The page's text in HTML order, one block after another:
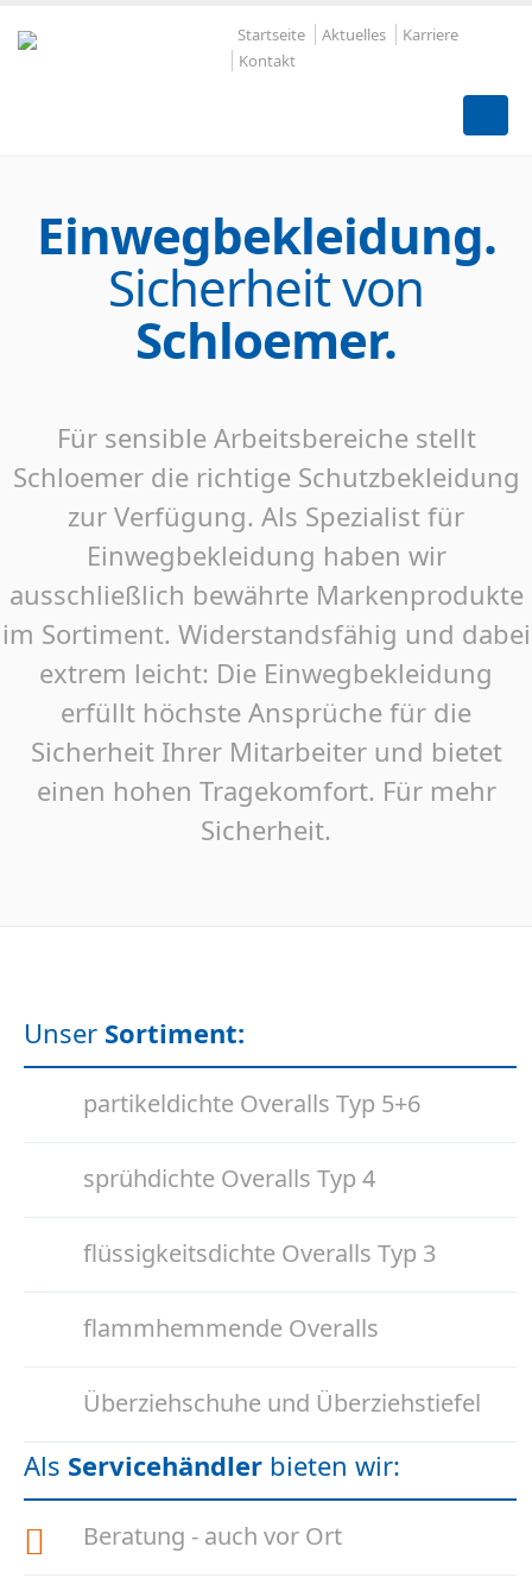
Startseite Aktuelles
Karriere
Kontakt
Einwegbekleidung.
Sicherheit von
Schloemer.
Für sensible Arbeitsbereiche stellt
Schloemer die richtige Schutzbekleidung
zur Verfügung. Als Spezialist für
Einwegbekleidung haben wir
ausschließlich bewährte Markenprodukte
im Sortiment. Widerstandsfähig und dabei
extrem leicht: Die Einwegbekleidung
erfüllt höchste Ansprüche für die
Sicherheit Ihrer Mitarbeiter und bietet
einen hohen Tragekomfort. Für mehr
Sicherheit.
Unser Sortiment:
partikeldichte Overalls Typ 5+6
sprühdichte Overalls Typ 4
flüssigkeitsdichte Overalls Typ 3
flammhemmende Overalls
Überziehschuhe und Überziehstiefel
Als Servicehändler bieten wir:
Beratung - auch vor Ort